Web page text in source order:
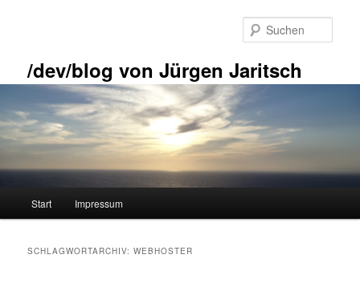
/dev/blog von Jürgen Jaritsch
Start Impressum
SCHLAGWORTARCHIV:WEBHOSTER